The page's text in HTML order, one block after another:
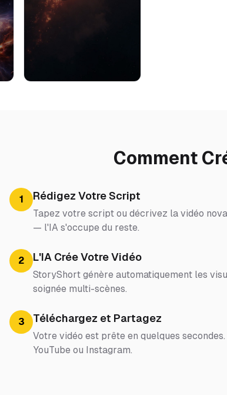
Comment
1 Rédigez Votre Script
Tapez votre script ou décrivez la vidéo
— l'IA s'occupe du reste.
2 L'IA Crée Votre Vidéo
StoryShort génère automatiquement les
soignée multi-scènes.
3 Téléchargez et Partagez
Votre vidéo est prête en quelques
YouTube ou Instagram.